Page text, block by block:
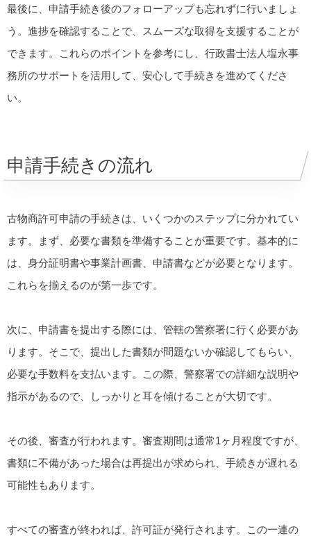
最後に、申請手続き後のフォローアップも忘れずに行いましょ
う。進捗を確認することで、スムーズな取得を支援することが
できます。これらのポイントを参考にし、行政書士法人塩永事
務所のサポートを活用して、安心して手続きを進めてくださ
い。
申請手続きの流れ
古物商許可申請の手続きは、いくつかのステップに分かれてい
ます。まず、必要な書類を準備することが重要です。基本的に
は、身分証明書や事業計画書、申請書などが必要となります。
これらを揃えるのが第一歩です。
次に、申請書を提出する際には、管轄の警察署に行く必要があ
ります。そこで、提出した書類が問題ないか確認してもらい、
必要な手数料を支払います。この際、警察署での詳細な説明や
指示があるので、しっかりと耳を傾けることが大切です。
その後、審査が行われます。審査期間は通常1ヶ月程度ですが、
書類に不備があった場合は再提出が求められ、手続きが遅れる
可能性もあります。
すべての審査が終われば、許可証が発行されます。この一連の